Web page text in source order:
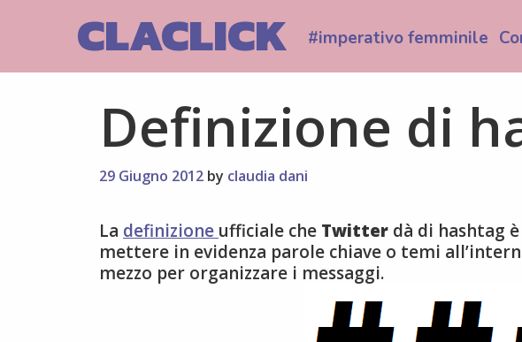
CLACLICK #imperativo femminile
Definizione di
29 Giugno 2012 by claudia dani
La definizione ufficiale che Twitter dà di hashtag
mettere in evidenza parole chiave o temi
mezzo per organizzare i messaggi.